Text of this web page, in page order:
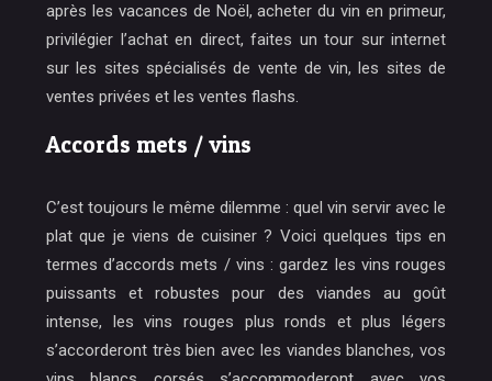
après les vacances de Noël, acheter du vin en primeur,
privilégier l’achat en direct, faites un tour sur internet
sur les sites spécialisés de vente de vin, les sites de
ventes privées et les ventes flashs.
Accords mets / vins
C’est toujours le même dilemme : quel vin servir avec le
plat que je viens de cuisiner ? Voici quelques tips en
termes d’accords mets / vins : gardez les vins rouges
puissants et robustes pour des viandes au goût
intense, les vins rouges plus ronds et plus légers
s’accorderont très bien avec les viandes blanches, vos